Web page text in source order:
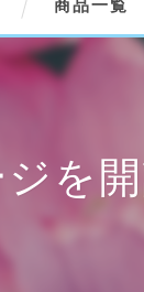
商品一覧
を